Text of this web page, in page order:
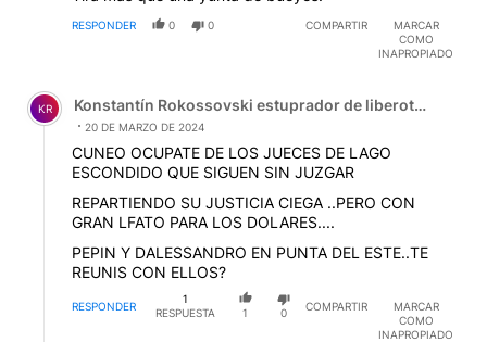
RESPONDER 0 0 COMPARTIR
MARCAR
COMO
INAPROPIADO
Comentario de Konstantín Rokossovski estuprador de
KR Konstantín Rokossovski estuprador de liberotarios
20 DE MARZO DE 2024
CUNEO OCUPATE DE LOS JUECES DE LAGO
ESCONDIDO QUE SIGUEN SIN JUZGAR
REPARTIENDO SU JUSTICIA CIEGA ..PERO CON
GRAN LFATO PARA LOS DOLARES....
PEPIN Y DALESSANDRO EN PUNTA DEL ESTE..TE
REUNIS CON ELLOS?
RESPONDER
1
RESPUESTA
1 0
COMPARTIR
MARCAR
COMO
INAPROPIADO